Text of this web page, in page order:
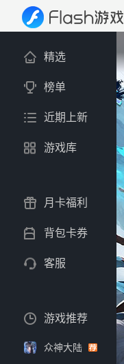
精选
榜单
近期上新
游戏库
月卡福利
背包卡券
客服
游戏推荐
众神大陆